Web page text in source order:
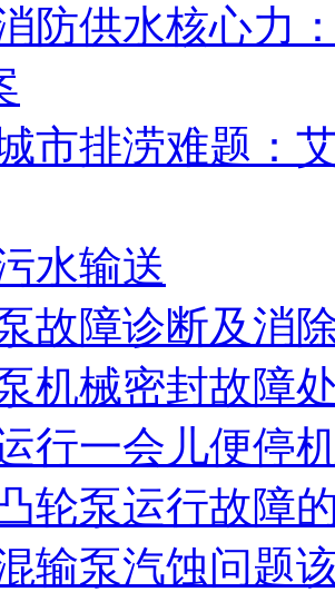
防供水核心力
市排涝难题：
水输送
故障诊断及消
机械密封故障
行一会儿便停
轮泵运行故障
输泵汽蚀问题